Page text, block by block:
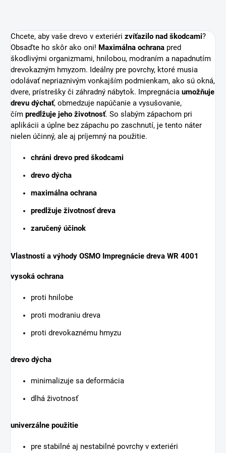
Chcete, aby vaše drevo v exteriéri zvíťazilo nad škodcami?
Obsaďte ho skôr ako oni! Maximálna ochrana pred
škodlivými organizmami, hnilobou, modraním a napadnutím
drevokazným hmyzom. Ideálny pre povrchy, ktoré musia
odolávať nepriaznivým vonkajším podmienkam, ako sú okná,
dvere, prístrešky či záhradný nábytok. Impregnácia umožňuje
drevu dýchať, obmedzuje napúčanie a vysušovanie,
čím predlžuje jeho životnosť. So slabým zápachom pri
aplikácii a úplne bez zápachu po zaschnutí, je tento náter
nielen účinný, ale aj príjemný na použitie.
chráni drevo pred škodcami
drevo dýcha
maximálna ochrana
predlžuje životnosť dreva
zaručený účinok
Vlastnosti a výhody OSMO Impregnácie dreva WR 4001
vysoká ochrana
proti hnilobe
proti modraniu dreva
proti drevokaznému hmyzu
drevo dýcha
minimalizuje sa deformácia
dlhá životnosť
univerzálne použitie
pre stabilné aj nestabilné povrchy v exteriéri